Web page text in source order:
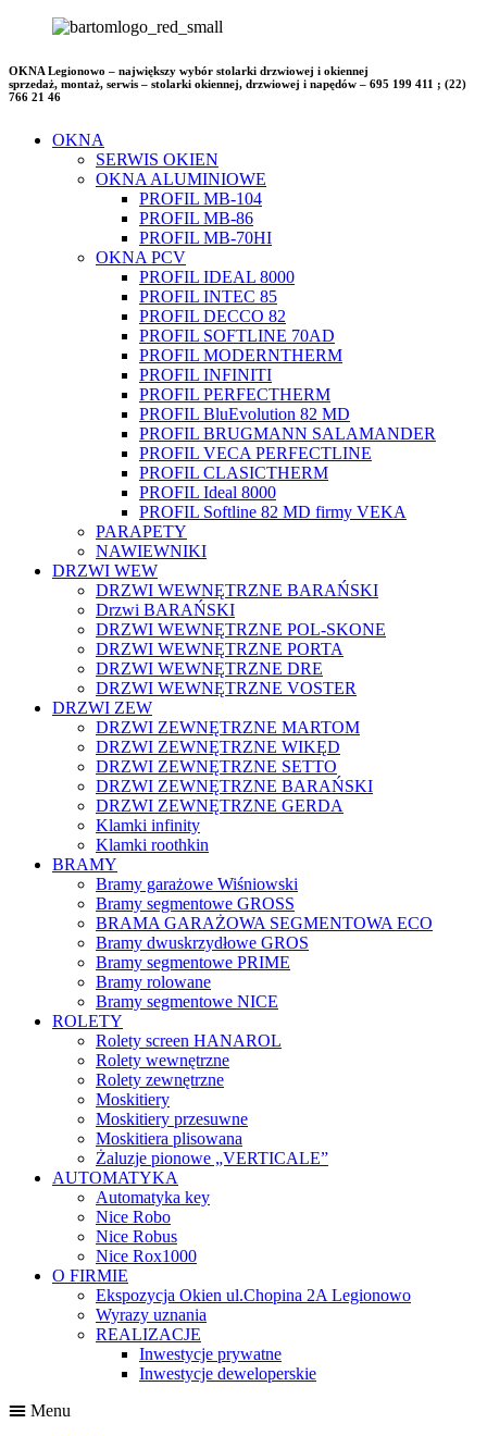
OKNA Legionowo – największy wybór stolarki drzwiowej i okiennej
sprzedaż, montaż, serwis – stolarki okiennej, drzwiowej i napędów – 695 199 411 ; (22)
766 21 46
OKNA
SERWIS OKIEN
OKNA ALUMINIOWE
PROFIL MB-104
PROFIL MB-86
PROFIL MB-70HI
OKNA PCV
PROFIL IDEAL 8000
PROFIL INTEC 85
PROFIL DECCO 82
PROFIL SOFTLINE 70AD
PROFIL MODERNTHERM
PROFIL INFINITI
PROFIL PERFECTHERM
PROFIL BluEvolution 82 MD
PROFIL BRUGMANN SALAMANDER
PROFIL VECA PERFECTLINE
PROFIL CLASICTHERM
PROFIL Ideal 8000
PROFIL Softline 82 MD firmy VEKA
PARAPETY
NAWIEWNIKI
DRZWI WEW
DRZWI WEWNĘTRZNE BARAŃSKI
Drzwi BARAŃSKI
DRZWI WEWNĘTRZNE POL-SKONE
DRZWI WEWNĘTRZNE PORTA
DRZWI WEWNĘTRZNE DRE
DRZWI WEWNĘTRZNE VOSTER
DRZWI ZEW
DRZWI ZEWNĘTRZNE MARTOM
DRZWI ZEWNĘTRZNE WIKĘD
DRZWI ZEWNĘTRZNE SETTO
DRZWI ZEWNĘTRZNE BARAŃSKI
DRZWI ZEWNĘTRZNE GERDA
Klamki infinity
Klamki roothkin
BRAMY
Bramy garażowe Wiśniowski
Bramy segmentowe GROSS
BRAMA GARAŻOWA SEGMENTOWA ECO
Bramy dwuskrzydłowe GROS
Bramy segmentowe PRIME
Bramy rolowane
Bramy segmentowe NICE
ROLETY
Rolety screen HANAROL
Rolety wewnętrzne
Rolety zewnętrzne
Moskitiery
Moskitiery przesuwne
Moskitiera plisowana
Żaluzje pionowe „VERTICALE”
AUTOMATYKA
Automatyka key
Nice Robo
Nice Robus
Nice Rox1000
O FIRMIE
Ekspozycja Okien ul.Chopina 2A Legionowo
Wyrazy uznania
REALIZACJE
Inwestycje prywatne
Inwestycje deweloperskie
Menu